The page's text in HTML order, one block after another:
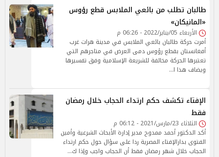
طالبان تطلب من بائعي الملابس قطع رؤوس
«المانيكان»
الأربعاء 05/يناير/2022 - 06:26 م
أمرت حركة طالبان بائعي الملابس في مدينة هرات غرب
أفغانستان بقطع رؤوس دمى العرض في متاجرهم التي
تعتبرها الحركة مخالفة للشريعة الإسلامية وفق تفسيرها
ويضاف هذا ا…
الإفتاء تكشف حكم ارتداء الحجاب خلال رمضان
فقط
الثلاثاء 23/مارس/2021 - 06:12 م
أكد الدكتور أحمد ممدوح مدير إدارة الأبحاث الشرعية وأمين
الفتوى بدارالإفتاء المصرية ردا على سؤال حول حكم ارتداء
الحجاب خلال شهر رمضان فقط أن الحجاب واجب وإذا ك…